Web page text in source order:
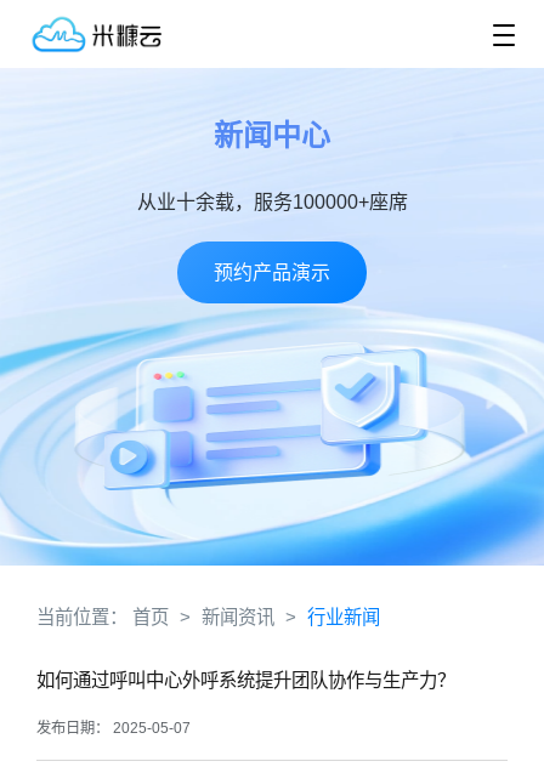
新闻中心
从业十余载，服务100000+座席
预约产品演示
当前位置： 首页 > 新闻资讯 > 行业新闻
如何通过呼叫中心外呼系统提升团队协作与生产力？
发布日期： 2025-05-07